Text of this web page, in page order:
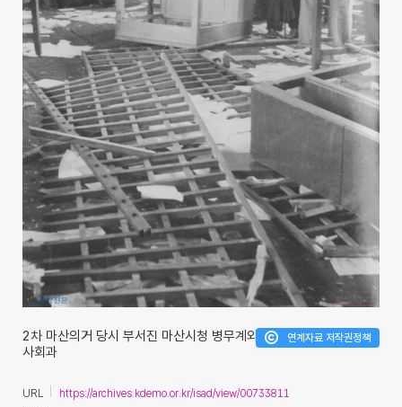
2차 마산의거 당시 부서진 마산시청 병무계와
사회과
연계자료 저작권정책
URL
https://archives.kdemo.or.kr/isad/view/00733811